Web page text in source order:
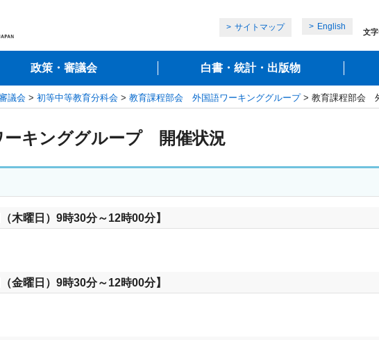
サイトマップ English
文
政策・審議会 白書・統計・出版物
議会 > 初等中等教育分科会 > 教育課程部会 外国語ワーキンググループ> 教育課程部会
キンググループ 開催状況
木曜日）9時30分～12時00分】
金曜日）9時30分～12時00分】